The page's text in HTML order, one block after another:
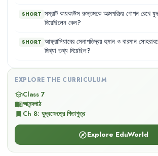
SHORT সম্রাট কায়কাউস রুস্তমকে আত্মপরিচয় গোপন রেখে
দিয়েছিলেন কেন?
SHORT আফ্রাসিয়াবের সেনাপতিদ্বয় হুমান ও বারমান
মিথ্যা তথ্য দিয়েছিল?
EXPLORE THE CURRICULUM
schoolClass 7
menu_bookআনন্দপাঠ
bookmark Ch 8: যুদ্ধক্ষেত্রে পিতাপুত্র
exploreExplore EduWorld